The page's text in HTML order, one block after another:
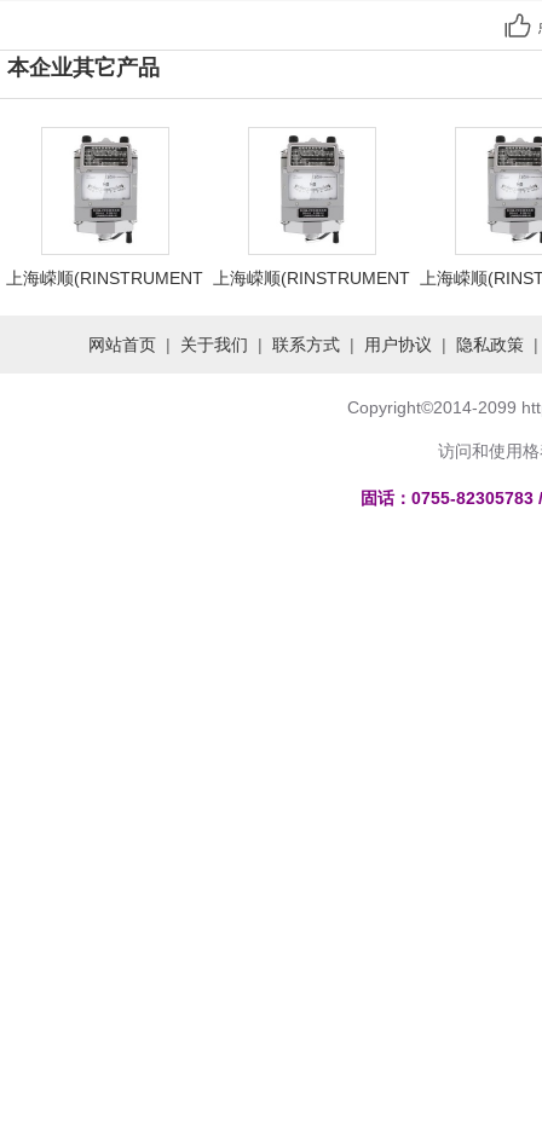
本企业其它产品
上海嵘顺(RINSTRUMENT 上海嵘顺(RINSTRUMENT 上海嵘顺
网站首页 | 关于我们 | 联系方式 | 用户协议 | 隐私政策
Copyright©2014-2099
访问和使用
固话：0755-